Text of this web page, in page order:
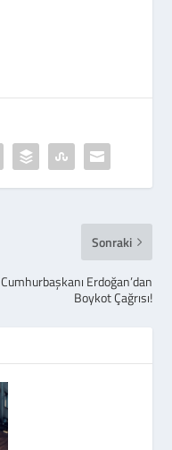
Sonraki
Cumhurbaşkanı Erdoğan’dan
Boykot Çağrısı!